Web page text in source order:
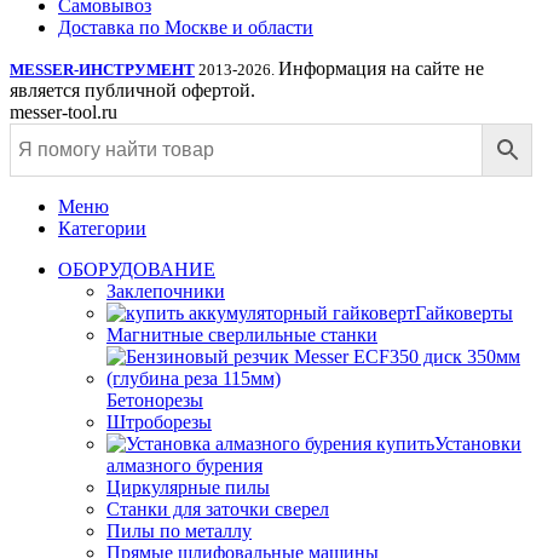
Самовывоз
Доставка по Москве и области
MESSER-ИНСТРУМЕНТ 2013-2026. Информация на сайте не
является публичной офертой.
messer-tool.ru
Меню
Категории
ОБОРУДОВАНИЕ
Заклепочники
Гайковерты
Магнитные сверлильные станки
Бетонорезы
Штроборезы
Установки
алмазного бурения
Циркулярные пилы
Станки для заточки сверел
Пилы по металлу
Прямые шлифовальные машины